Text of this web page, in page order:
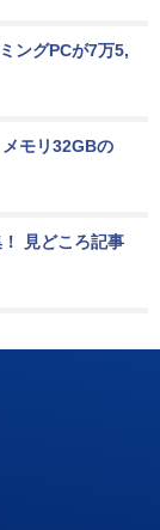
ングPCが7万5,
モリ32GBの
見どころ記事